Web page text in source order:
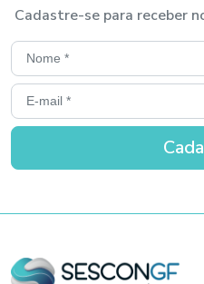
Cadastre-se para receber